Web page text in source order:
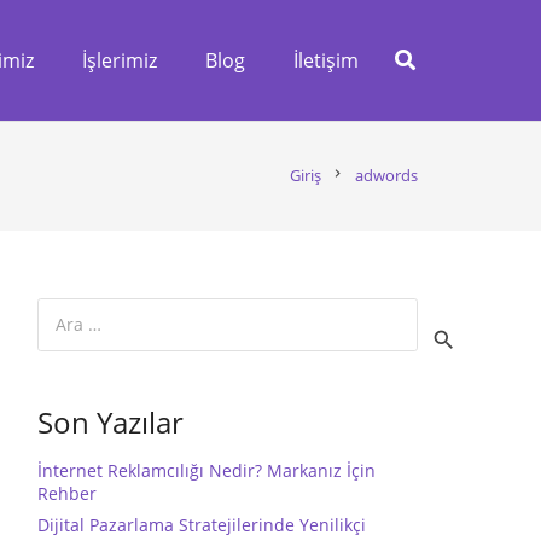
İşlerimiz Blog İletişim
Giriş chevron_right adwords
Son Yazılar
İnternet Reklamcılığı Nedir? Markanız İçin
Rehber
Dijital Pazarlama Stratejilerinde Yenilikçi